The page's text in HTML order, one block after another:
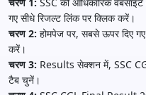
गए सीधे रिजल्ट लिंक पर क्लिक करें।
चरण 2: होमपेज पर, सबसे ऊपर दिए
करें।
चरण 3: Results सेक्शन में, SSC
टैब चुनें।